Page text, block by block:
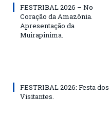
FESTRIBAL 2026 – No
Coração da Amazônia.
Apresentação da
Muirapinima.
FESTRIBAL 2026: Festa dos
Visitantes.